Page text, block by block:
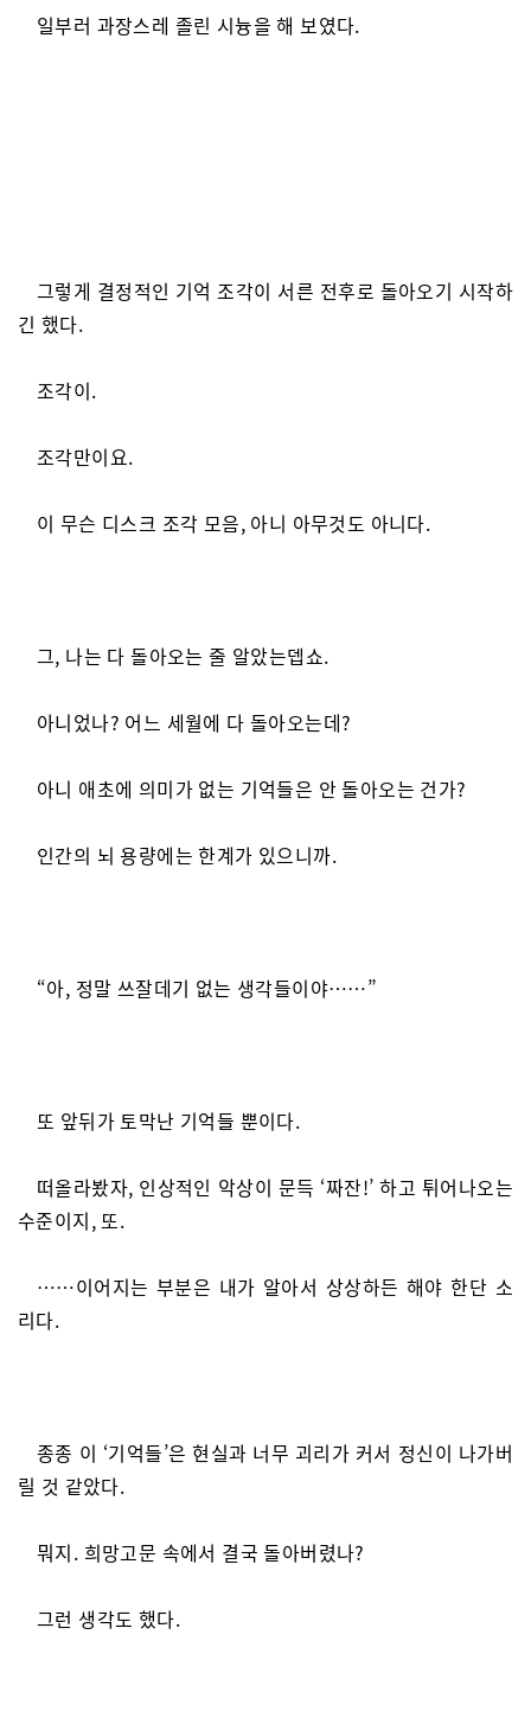
일부러 과장스레 졸린 시늉을 해 보였다.
그렇게 결정적인 기억 조각이 서른 전후로 돌아오기 시작하
긴 했다.
조각이.
조각만이요.
이 무슨 디스크 조각 모음, 아니 아무것도 아니다.
그, 나는 다 돌아오는 줄 알았는뎁쇼.
아니었나? 어느 세월에 다 돌아오는데?
아니 애초에 의미가 없는 기억들은 안 돌아오는 건가?
인간의 뇌 용량에는 한계가 있으니까.
“아, 정말 쓰잘데기 없는 생각들이야……”
또 앞뒤가 토막난 기억들 뿐이다.
떠올라봤자, 인상적인 악상이 문득 ‘짜잔!’ 하고 튀어나오는
수준이지, 또.
……이어지는 부분은 내가 알아서 상상하든 해야 한단 소
리다.
종종 이 ‘기억들’은 현실과 너무 괴리가 커서 정신이 나가버
릴 것 같았다.
뭐지. 희망고문 속에서 결국 돌아버렸나?
그런 생각도 했다.